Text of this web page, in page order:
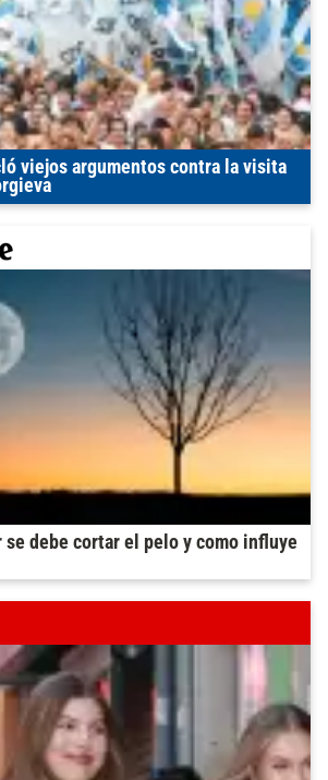
viejos argumentos contra la visita
se debe cortar el pelo y como influye